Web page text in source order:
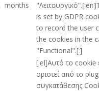
months
is set by GDPR
to record the user
the cookies in the
"Functional".[:]
[:el]Αυτό το cookie
οριστεί από το
συγκατάθεσης